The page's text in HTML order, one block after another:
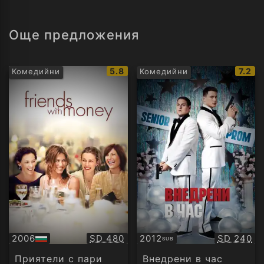
Още предложения
Комедийни
IMDb
рейтинг:
5.8
2006
БГ
аудио
Качество:
SD 480
Приятели с пари
Комедийни
IMDb
7.2
2012SUB
Субтитри SD 240
Внедрени в час